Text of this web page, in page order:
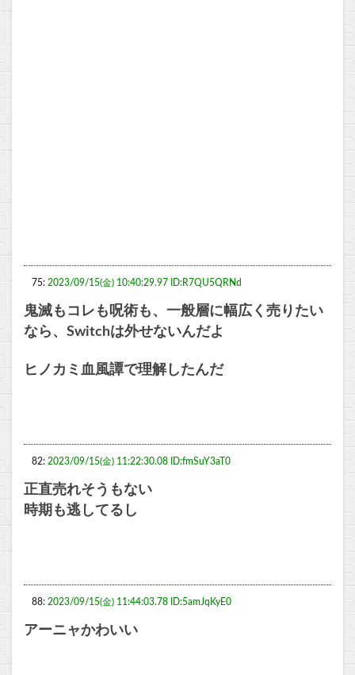
75: 2023/09/15(金) 10:40:29.97 ID:R7QU5QRNd
鬼滅もコレも呪術も、一般層に幅広く売りたい
なら、Switchは外せないんだよ
ヒノカミ血風譚で理解したんだ
82: 2023/09/15(金) 11:22:30.08 ID:fmSuY3aT0
正直売れそうもない
時期も逃してるし
88: 2023/09/15(金) 11:44:03.78 ID:5amJqKyE0
アーニャかわいい